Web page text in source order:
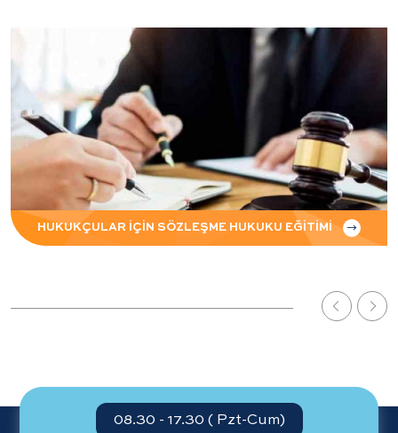
HUKUKÇULAR İÇİN SÖZLEŞME HUKUKU EĞİTİMİ
08.30 - 17.30 ( Pzt-Cum)